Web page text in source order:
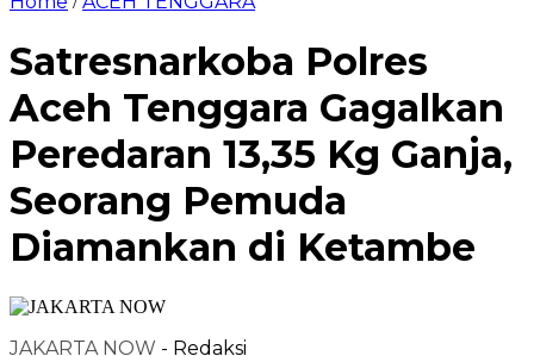
Satresnarkoba Polres
Aceh Tenggara Gagalkan
Peredaran 13,35 Kg Ganja,
Seorang Pemuda
Diamankan di Ketambe
JAKARTA NOW - Redaksi